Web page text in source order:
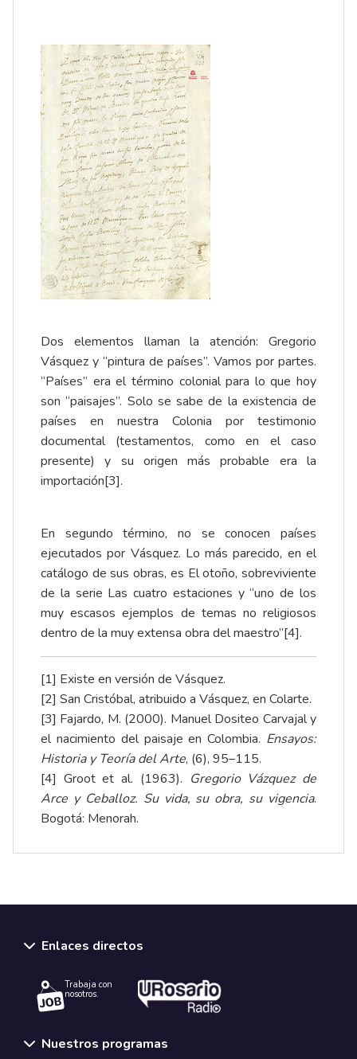
Dos elementos llaman la atención: Gregorio
Vásquez y “pintura de países”. Vamos por partes.
“Países” era el término colonial para lo que hoy
son “paisajes”. Solo se sabe de la existencia de
países en nuestra Colonia por testimonio
documental (testamentos, como en el caso
presente) y su origen más probable era la
importación[3].
En segundo término, no se conocen países
ejecutados por Vásquez. Lo más parecido, en el
catálogo de sus obras, es El otoño, sobreviviente
de la serie Las cuatro estaciones y “uno de los
muy escasos ejemplos de temas no religiosos
dentro de la muy extensa obra del maestro”[4].
[1] Existe en versión de Vásquez.
[2] San Cristóbal, atribuido a Vásquez, en Colarte.
[3] Fajardo, M. (2000). Manuel Dositeo Carvajal y
el nacimiento del paisaje en Colombia. Ensayos:
Historia y Teoría del Arte, (6), 95–115.
[4] Groot et al. (1963). Gregorio Vázquez de
Arce y Ceballoz. Su vida, su obra, su vigencia.
Bogotá: Menorah.
Enlaces directos
Trabaja con
nosotros.
Nuestros programas